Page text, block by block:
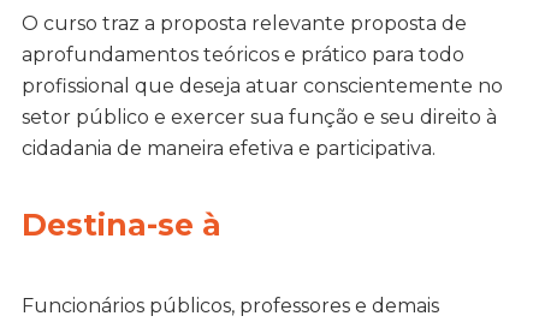
O curso traz a proposta relevante proposta de
aprofundamentos teóricos e prático para todo
profissional que deseja atuar conscientemente no
setor público e exercer sua função e seu direito à
cidadania de maneira efetiva e participativa.
Destina-se à
Funcionários públicos, professores e demais